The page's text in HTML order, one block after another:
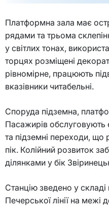
Платформна зала має
рядами та трьома
у світлих тонах,
торцях розміщені
рівномірне, працюють
вказівники читабельні.
Споруда підземна,
Пасажирів обслуговують
та підземні переходи, що
пік. Колійний розвиток
ділянками у бік
Станцію зведено у
Печерської лінії на межі